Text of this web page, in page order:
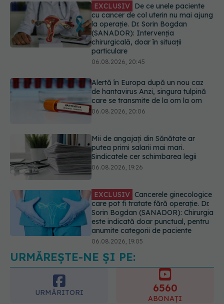
EXCLUSIV De ce unele paciente
cu cancer de col uterin nu mai ajung
la operație. Dr. Sorin Bogdan
(SANADOR): Intervenția
chirurgicală, doar în situații
particulare
06.08.2026, 20:45
Alertă în Europa după un nou caz
de hantavirus Anzi, singura tulpină
care se transmite de la om la om
06.08.2026, 20:06
Mii de angajați din Sănătate ar
putea primi salarii mai mari.
Sindicatele cer schimbarea legii
06.08.2026, 19:26
EXCLUSIV Cancerele ginecologice
care pot fi tratate fără operație. Dr.
Sorin Bogdan (SANADOR): Chirurgia
este indicată doar punctual, pentru
anumite categorii de paciente
06.08.2026, 19:05
EXCLUSIV Brahiterapie vs
radioterapie externă în cancerul
ginecologic. Dr. Sorin Bogdan
(SANADOR) explică diferența și
cum acționează tratamentul
URMĂREȘTE-NE ȘI PE:
URMĂRITORI 6560
ABONAȚI